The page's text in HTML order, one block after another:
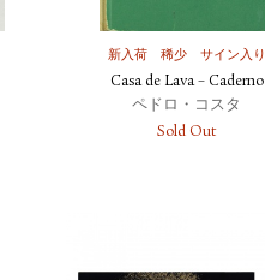
新入荷 稀少 サイン入り
Casa de Lava – Caderno
ペドロ・コスタ
Sold Out